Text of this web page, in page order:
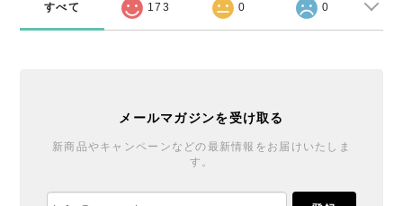
すべて 173 0 0
メールマガジンを受け取る
新商品やキャンペーンなどの最新情報をお届けいたしま
す。